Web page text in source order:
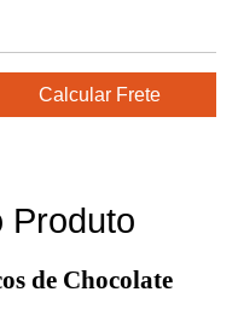
Produto
de Chocolate